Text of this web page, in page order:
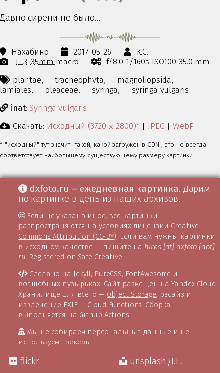
Давно сирени не было…
Нахабино 2017-05-26
К.С.
E-3 35mm macro
f/8.0 1/160s ISO100 35.0 mm
plantae,
tracheophyta,
magnoliopsida,
lamiales,
oleaceae, syringa,
syringa vulgaris
inat: Syringa vulgaris
Скачать: Исходный (3720 ⨉ 2800)* | JPEG | WebP
* "исходный" тут значит "такой, какой загружен в CDN", это не всегда
соответствует наибольшему существующему размеру картинки.
dxfoto.ru – ежедневная картинка. Дарим
по картинке в день из наших архивов.
Если не указано иное, все картинки
распространяются на условиях лицензии Creative
Commons Attribution (CC-BY). Если вам нужны картинки
в исходном качестве — пишите на hires [at] dxfoto [dot]
ru. Registered on Safe Creative
Сделано на Jekyll, PureCSS, FontAwesome и
волшебных пузырьках. Сайт размещён наYandex Cloud .
Хранилище для всего — Object Storage, ресайз и
извлечение EXIF — Cloud Functions. Сборка
выполняется на Github Actions.
Мы не собираем персональные данные и не
используем трекеры.
flickr unsplash Д.Г.